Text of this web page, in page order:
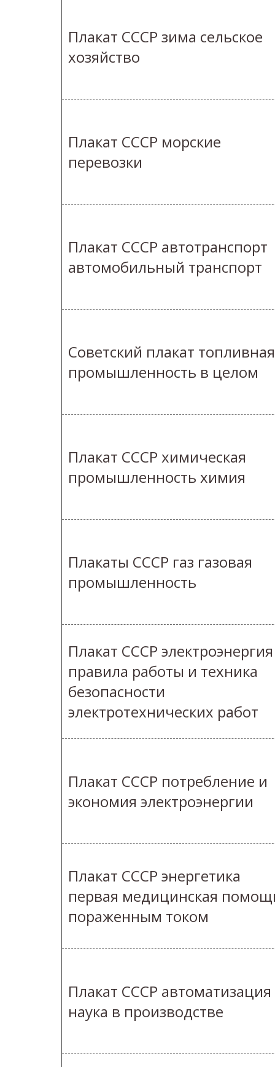
Плакат СССР зима сельское
хозяйство
Плакат СССР морские
перевозки
Плакат СССР автотранспорт
автомобильный транспорт
Советский плакат топливная
промышленность в целом
Плакат СССР химическая
промышленность химия
Плакаты СССР газ газовая
промышленность
Плакат СССР электроэнергия
правила работы и техника
безопасности
электротехнических работ
Плакат СССР потребление и
экономия электроэнергии
Плакат СССР энергетика
первая медицинская
пораженным током
Плакат СССР
наука в производстве